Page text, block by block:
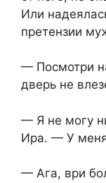
Или
претензии
— Посмотри
дверь не
— Я не могу
Ира. — У
— Ага, ври